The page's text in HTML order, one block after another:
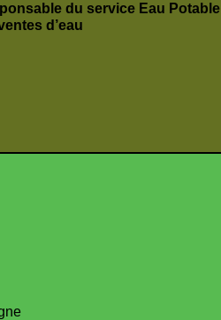
du service Eau Potable
d’eau